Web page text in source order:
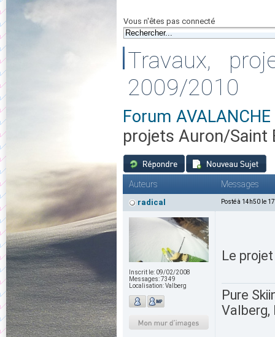
Vous n'êtes pas connecté
Travaux,
2009/2010
Forum
projets Auron/Saint
Auteurs Messages
radical Posté à 14h50 le
Inscrit le: 09/02/2008
Messages:7349
Localisation:Valberg
Le
Pure
Valberg,